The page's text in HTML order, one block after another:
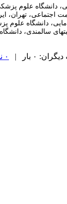
دانشگاه علوم
اجتماعی، تهران،
دانشگاه علوم
سالمندی، دانشگاه
۰ بار | ۰ نظر